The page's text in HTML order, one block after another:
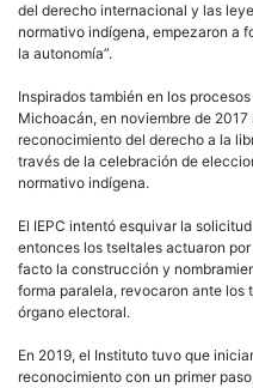
del derecho internacional y las
normativo indígena, empezaron a
la autonomía”.
Inspirados también en los
Michoacán, en noviembre de
reconocimiento del derecho a la
través de la celebración de
normativo indígena.
El IEPC intentó esquivar la
entonces los tseltales actuaron
facto la construcción y
forma paralela, revocaron ante los
órgano electoral.
En 2019, el Instituto tuvo que
reconocimiento con un primer